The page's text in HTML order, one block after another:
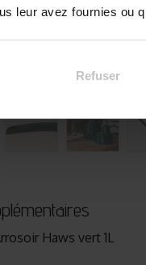
leur avez fournies ou
Refuser
Haws vert 1L